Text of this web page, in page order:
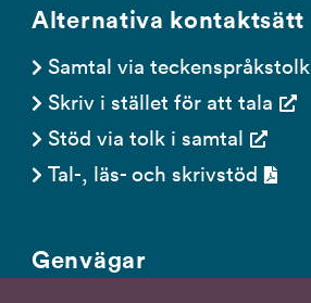
Alternativa kontaktsätt
Samtal via teckenspråkstolk
Skriv i stället för att tala
Stöd via tolk i samtal
Tal-, läs- och skrivstöd
Genvägar